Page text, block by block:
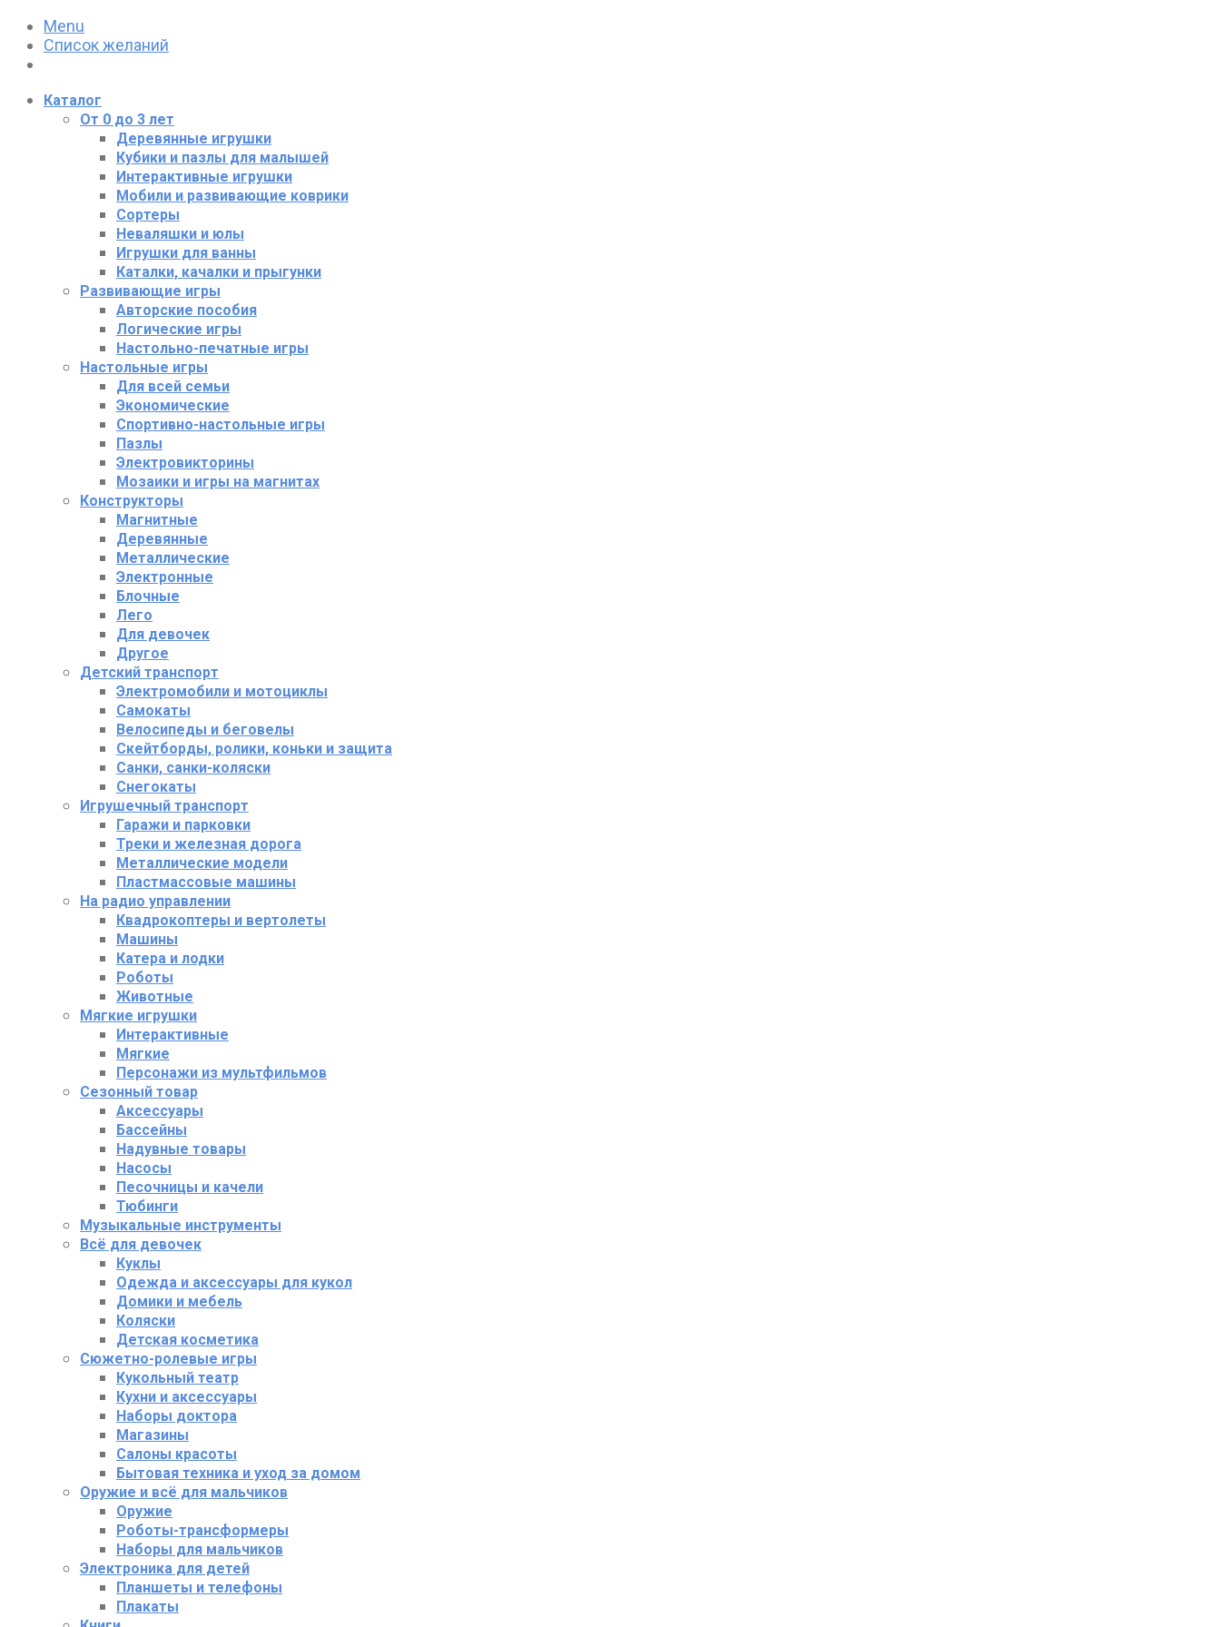
Menu
Список желаний
Каталог
От 0 до 3 лет
Деревянные игрушки
Кубики и пазлы для малышей
Интерактивные игрушки
Мобили и развивающие коврики
Сортеры
Неваляшки и юлы
Игрушки для ванны
Каталки, качалки и прыгунки
Развивающие игры
Авторские пособия
Логические игры
Настольно-печатные игры
Настольные игры
Для всей семьи
Экономические
Спортивно-настольные игры
Пазлы
Электровикторины
Мозаики и игры на магнитах
Конструкторы
Магнитные
Деревянные
Металлические
Электронные
Блочные
Лего
Для девочек
Другое
Детский транспорт
Электромобили и мотоциклы
Самокаты
Велосипеды и беговелы
Скейтборды, ролики, коньки и защита
Санки, санки-коляски
Снегокаты
Игрушечный транспорт
Гаражи и парковки
Треки и железная дорога
Металлические модели
Пластмассовые машины
На радио управлении
Квадрокоптеры и вертолеты
Машины
Катера и лодки
Роботы
Животные
Мягкие игрушки
Интерактивные
Мягкие
Персонажи из мультфильмов
Сезонный товар
Аксессуары
Бассейны
Надувные товары
Насосы
Песочницы и качели
Тюбинги
Музыкальные инструменты
Всё для девочек
Куклы
Одежда и аксессуары для кукол
Домики и мебель
Коляски
Детская косметика
Сюжетно-ролевые игры
Кукольный театр
Кухни и аксессуары
Наборы доктора
Магазины
Салоны красоты
Бытовая техника и уход за домом
Оружие и всё для мальчиков
Оружие
Роботы-трансформеры
Наборы для мальчиков
Электроника для детей
Планшеты и телефоны
Плакаты